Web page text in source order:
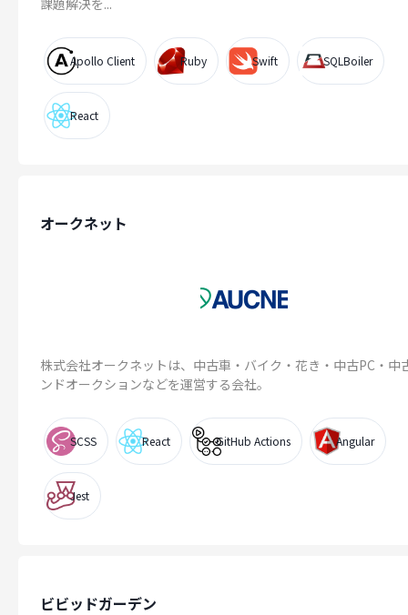
Apollo Client Ruby Swift SQLBoiler
React
オークネット
株式会社オークネットは、中古車・バイク・花き・中古PC・中
ンドオークションなどを運営する会社。
SCSS React GitHub Actions Angular
Jest
ビビッドガーデン